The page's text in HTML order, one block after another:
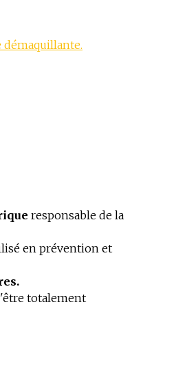
responsable de la
en prévention et
totalement